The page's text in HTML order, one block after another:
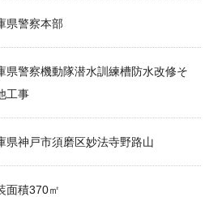
県警察本部
県警察機動隊潜水訓練槽防水改修そ
工事
県神戸市須磨区妙法寺野路山
面積370㎡